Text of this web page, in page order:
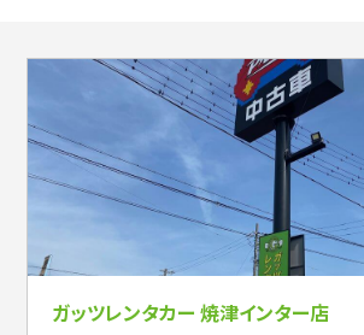
ガッツレンタカー 焼津インター店